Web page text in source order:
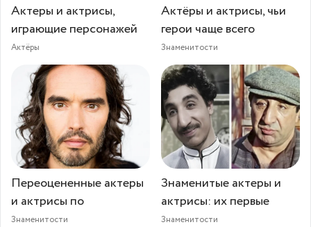
Актеры и актрисы,
играющие персонажей
Актёры
Актёры и актрисы, чьи
герои чаще всего
Знаменитости
Переоцененные актеры
и актрисы по
Знаменитости
Знаменитые актеры и
актрисы: их первые
Знаменитости